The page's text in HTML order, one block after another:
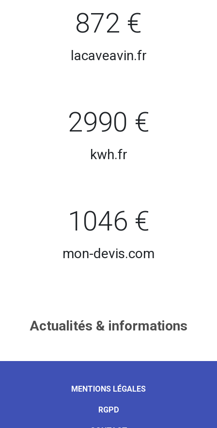
872 €
lacaveavin.fr
2990 €
kwh.fr
1046 €
mon-devis.com
Actualités & informations
MENTIONS LÉGALES
RGPD